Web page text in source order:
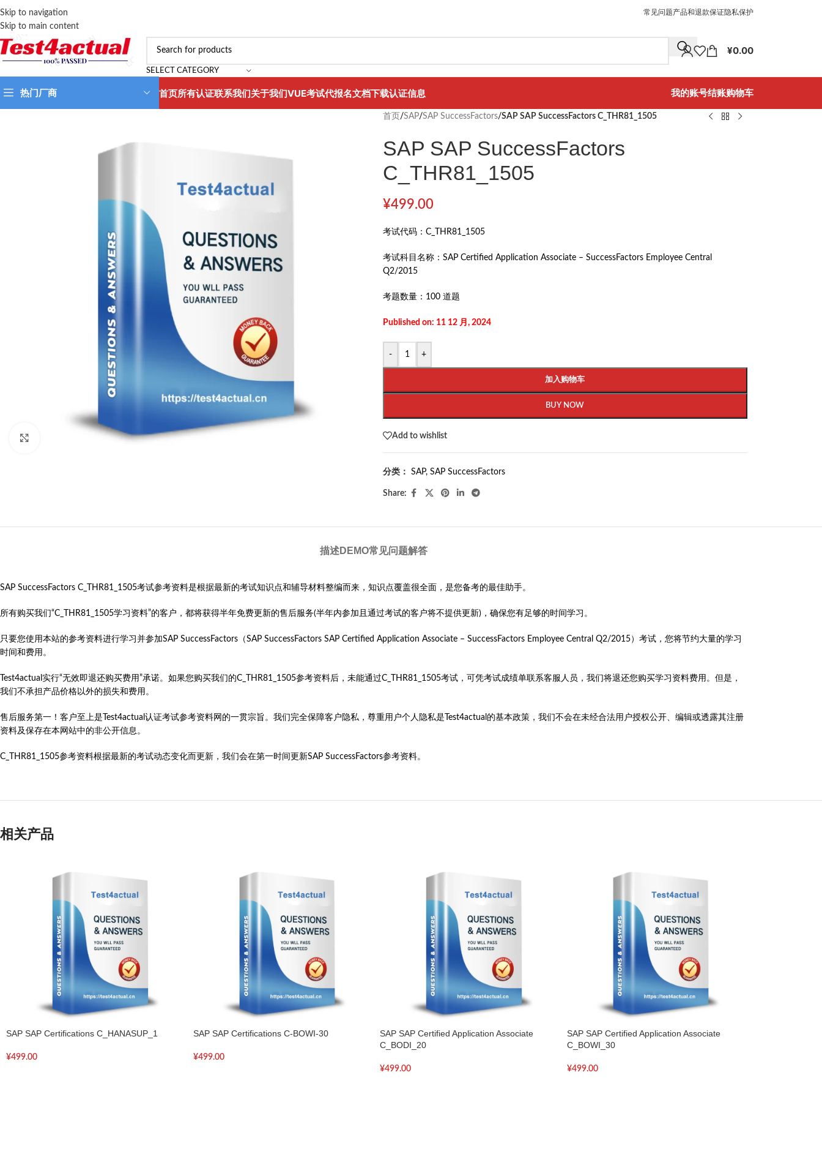
Skip to navigation
Skip to main content
常见问题产品和退款保证隐私保护
SELECT CATEGORY
¥0.00
热门厂商 首页所有认证联系我们关于我们VUE考试代报名文档下载认证信息 我的账号结账购物车
首页 /SAP/SAP SuccessFactors/SAP SAP SuccessFactors C_THR81_1505
SAP SAP SuccessFactors
C_THR81_1505
¥499.00
考试代码： C_THR81_1505
考试科目名称： SAP Certified Application Associate – SuccessFactors Employee Central
Q2/2015
考题数量： 100 道题
Published on: 11 12 月, 2024
- +
加入购物车
BUY NOW
Add to wishlist
分类： SAP, SAP SuccessFactors
Share:
描述DEMO常见问题解答
SAP SuccessFactors C_THR81_1505考试参考资料是根据最新的考试知识点和辅导材料整编而来，知识点覆盖很全面，是您备考的最佳助手。
所有购买我们“C_THR81_1505学习资料”的客户，都将获得半年免费更新的售后服务(半年内参加且通过考试的客户将不提供更新)，确保您有足够的时间学习。
只要您使用本站的参考资料进行学习并参加SAP SuccessFactors（SAP SuccessFactors SAP Certified Application Associate – SuccessFactors Employee Central Q2/2015）考试，您将节约大量的学习
时间和费用。
Test4actual实行“无效即退还购买费用”承诺。如果您购买我们的C_THR81_1505参考资料后，未能通过C_THR81_1505考试，可凭考试成绩单联系客服人员，我们将退还您购买学习资料费用。但是，
我们不承担产品价格以外的损失和费用。
售后服务第一！客户至上是Test4actual认证考试参考资料网的一贯宗旨。我们完全保障客户隐私，尊重用户个人隐私是Test4actual的基本政策，我们不会在未经合法用户授权公开、编辑或透露其注册
资料及保存在本网站中的非公开信息。
C_THR81_1505参考资料根据最新的考试动态变化而更新，我们会在第一时间更新SAP SuccessFactors参考资料。
相关产品
SAP SAP Certifications C_HANASUP_1
¥499.00
SAP SAP Certifications C-BOWI-30
¥499.00
SAP SAP Certified Application Associate
C_BODI_20
¥499.00
SAP SAP Certified Application Associate
C_BOWI_30
¥499.00